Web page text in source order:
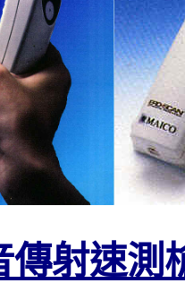
傳射速測